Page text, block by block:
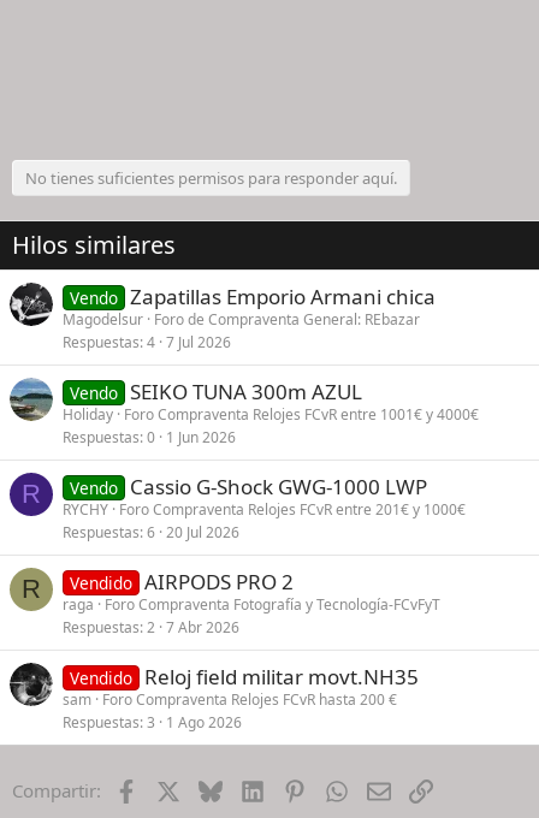
No tienes suficientes permisos para responder aquí.
Hilos similares
Vendo Zapatillas Emporio Armani chica
Magodelsur Foro de Compraventa General: REbazar
Respuestas 4 7 Jul 2026
Vendo SEIKO TUNA 300m AZUL
Holiday Foro Compraventa Relojes FCvR entre 1001€ y 4000€
Respuestas 0 1 Jun 2026
R Vendo Cassio G-Shock GWG-1000 LWP
RYCHY Foro Compraventa Relojes FCvR entre 201€ y 1000€
Respuestas 6 20 Jul 2026
R Vendido AIRPODS PRO 2
raga
Foro Compraventa Fotografía y Tecnología-FCvFyT
Respuestas 2 7 Abr 2026
Vendido Reloj field militar movt.NH35
sam Foro Compraventa Relojes FCvR hasta 200 €
Respuestas 3 1 Ago 2026
Compartir: Facebook BlueskyLinkedInPinterestWhatsApp
EmailEnlace